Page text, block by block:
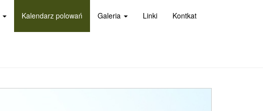
Kalendarz polowań Galeria Linki Kontkat